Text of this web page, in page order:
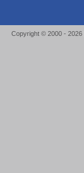
Copyright © 2000 -